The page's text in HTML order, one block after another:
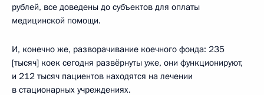
рублей, все доведены до субъектов для оплаты
медицинской помощи.
И, конечно же, разворачивание коечного фонда: 235
[тысяч] коек сегодня развёрнуты уже, они функционируют,
и 212 тысяч пациентов находятся на лечении
в стационарных учреждениях.